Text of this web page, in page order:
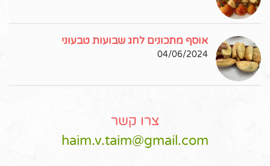
אוסף מתכונים לחג שבועות טבעוני
04/06/2024
צרו קשר
haim.v.taim@gmail.com